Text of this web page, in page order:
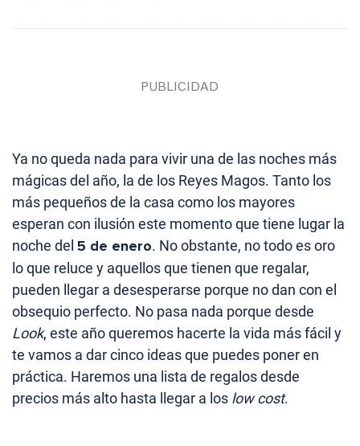
Ya no queda nada para vivir una de las noches más
mágicas del año, la de los Reyes Magos. Tanto los
más pequeños de la casa como los mayores
esperan con ilusión este momento que tiene lugar la
noche del 5 de enero. No obstante, no todo es oro
lo que reluce y aquellos que tienen que regalar,
pueden llegar a desesperarse porque no dan con el
obsequio perfecto. No pasa nada porque desde
Look, este año queremos hacerte la vida más fácil y
te vamos a dar cinco ideas que puedes poner en
práctica. Haremos una lista de regalos desde
precios más alto hasta llegar a los low cost.